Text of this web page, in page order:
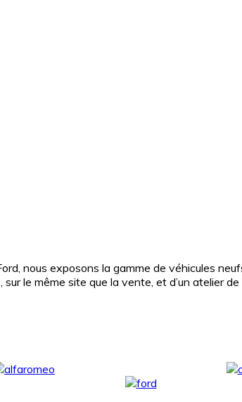
nous exposons la gamme de véhicules
le même site que la vente, et d’un atelier